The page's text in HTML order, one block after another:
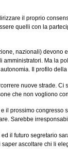
il proprio
quelli con la
nazionali) devono
Ma la
Il profilo
nuove strade. Ci
che non vogliono
il prossimo congresso
Sarebbe
il futuro segretario
ascoltare chi li